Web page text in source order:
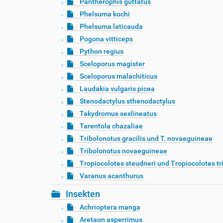
Phelsuma kochi
Phelsuma laticauda
Pogona vitticeps
Python regius
Sceloporus magister
Sceloporus malachiticus
Laudakia vulgaris picea
Stenodactylus sthenodactylus
Takydromus sexlineatus
Tarentola chazaliae
Tribolonotus gracilis und T. novaeguineae
Tribolonotus novaeguineae
Tropiocolotes steudneri und Tropiocolotes
Varanus acanthurus
Insekten
Achrioptera manga
Aretaon asperrimus